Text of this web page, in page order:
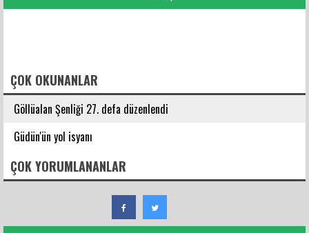
ÇOK OKUNANLAR
Göllüalan Şenliği 27. defa düzenlendi
Güdün'ün yol isyanı
ÇOK YORUMLANANLAR